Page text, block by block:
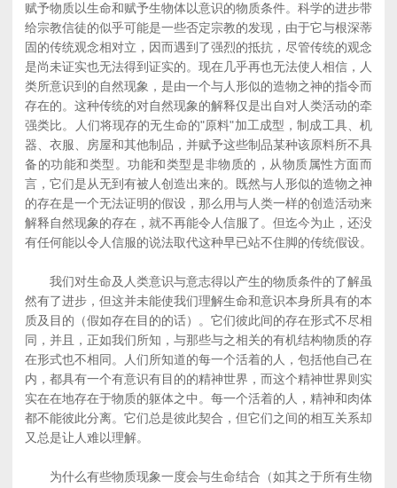
赋予物质以生命和赋予生物体以意识的物质条件。科学的进步带
给宗教信徒的似乎可能是一些否定宗教的发现，由于它与根深蒂
固的传统观念相对立，因而遇到了强烈的抵抗，尽管传统的观念
是尚未证实也无法得到证实的。现在几乎再也无法使人相信，人
类所意识到的自然现象，是由一个与人形似的造物之神的指令而
存在的。这种传统的对自然现象的解释仅是出自对人类活动的牵
强类比。人们将现存的无生命的"原料"加工成型，制成工具、机
器、衣服、房屋和其他制品，并赋予这些制品某种该原料所不具
备的功能和类型。功能和类型是非物质的，从物质属性方面而
言，它们是从无到有被人创造出来的。既然与人形似的造物之神
的存在是一个无法证明的假设，那么用与人类一样的创造活动来
解释自然现象的存在，就不再能令人信服了。但迄今为止，还没
有任何能以令人信服的说法取代这种早已站不住脚的传统假设。
我们对生命及人类意识与意志得以产生的物质条件的了解虽
然有了进步，但这并未能使我们理解生命和意识本身所具有的本
质及目的（假如存在目的的话）。它们彼此间的存在形式不尽相
同，并且，正如我们所知，与那些与之相关的有机结构物质的存
在形式也不相同。人们所知道的每一个活着的人，包括他自己在
内，都具有一个有意识有目的的精神世界，而这个精神世界则实
实在在地存在于物质的躯体之中。每一个活着的人，精神和肉体
都不能彼此分离。它们总是彼此契合，但它们之间的相互关系却
又总是让人难以理解。
为什么有些物质现象一度会与生命结合（如其之于所有生物